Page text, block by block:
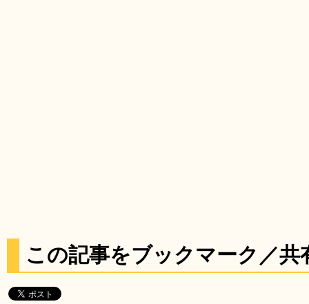
この記事をブックマーク／共